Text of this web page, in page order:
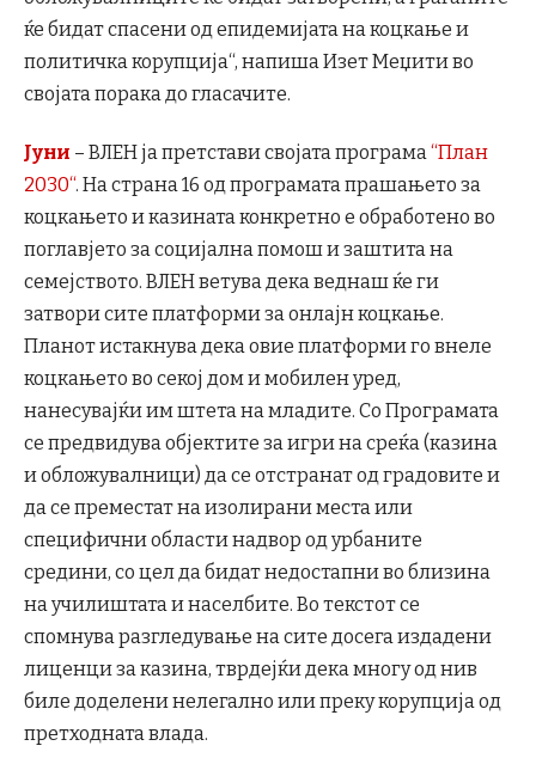
ќе бидат спасени од епидемијата на коцкање и
политичка корупција“, напиша Изет Меџити во
својата порака до гласачите.
Јуни – ВЛЕН ја претстави својата програма“План
2030“. На страна 16 од програмата прашањето за
коцкањето и казината конкретно е обработено во
поглавјето за социјална помош и заштита на
семејството. ВЛЕН ветува дека веднаш ќе ги
затвори сите платформи за онлајн коцкање.
Планот истакнува дека овие платформи го внеле
коцкањето во секој дом и мобилен уред,
нанесувајќи им штета на младите. Со Програмата
се предвидува објектите за игри на среќа (казина
и обложувалници) да се отстранат од градовите и
да се преместат на изолирани места или
специфични области надвор од урбаните
средини, со цел да бидат недостапни во близина
на училиштата и населбите. Во текстот се
спомнува разгледување на сите досега издадени
лиценци за казина, тврдејќи дека многу од нив
биле доделени нелегално или преку корупција од
претходната влада.